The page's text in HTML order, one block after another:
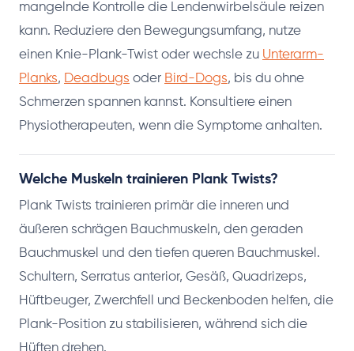
mangelnde Kontrolle die Lendenwirbelsäule reizen
kann. Reduziere den Bewegungsumfang, nutze
einen Knie-Plank-Twist oder wechsle zu Unterarm-
Planks, Deadbugs oder Bird-Dogs, bis du ohne
Schmerzen spannen kannst. Konsultiere einen
Physiotherapeuten, wenn die Symptome anhalten.
Welche Muskeln trainieren Plank Twists?
Plank Twists trainieren primär die inneren und
äußeren schrägen Bauchmuskeln, den geraden
Bauchmuskel und den tiefen queren Bauchmuskel.
Schultern, Serratus anterior, Gesäß, Quadrizeps,
Hüftbeuger, Zwerchfell und Beckenboden helfen, die
Plank-Position zu stabilisieren, während sich die